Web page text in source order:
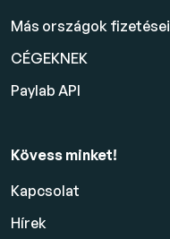
Más országok fizetései
CÉGEKNEK
Paylab API
Kövess minket!
Kapcsolat
Hírek